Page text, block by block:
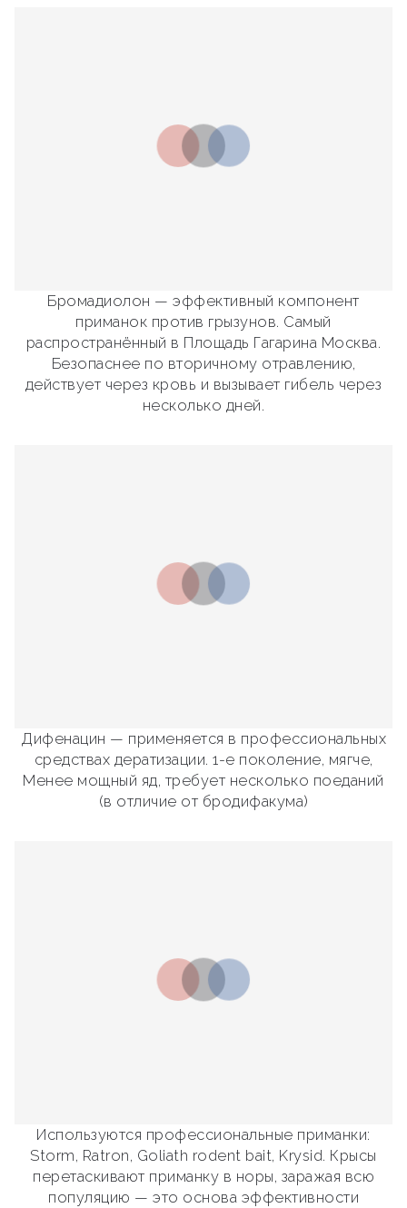
Бромадиолон — эффективный компонент
приманок против грызунов. Самый
распространённый в Площадь Гагарина Москва.
Безопаснее по вторичному отравлению,
действует через кровь и вызывает гибель через
несколько дней.
Дифенацин — применяется в профессиональных
средствах дератизации. 1-е поколение, мягче,
Менее мощный яд, требует несколько поеданий
(в отличие от бродифакума)
Используются профессиональные приманки:
Storm, Ratron, Goliath rodent bait, Krysid. Крысы
перетаскивают приманку в норы, заражая всю
популяцию — это основа эффективности